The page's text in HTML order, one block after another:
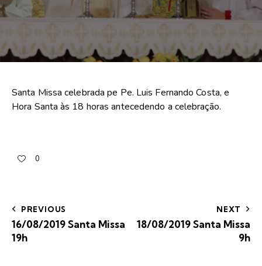
Santa Missa celebrada pe Pe. Luis Fernando Costa, e
Hora Santa às 18 horas antecedendo a celebração.
0
PREVIOUS
16/08/2019 Santa Missa
19h
NEXT
18/08/2019 Santa Missa
9h